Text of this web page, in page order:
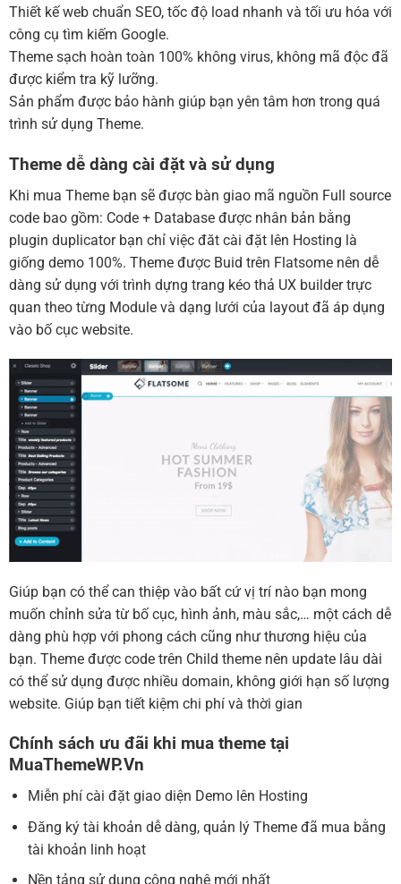
Thiết kế web chuẩn SEO, tốc độ load nhanh và tối ưu hóa với
công cụ tìm kiếm Google.
Theme sạch hoàn toàn 100% không virus, không mã độc đã
được kiểm tra kỹ lưỡng.
Sản phẩm được bảo hành giúp bạn yên tâm hơn trong quá
trình sử dụng Theme.
Theme dễ dàng cài đặt và sử dụng
Khi mua Theme bạn sẽ được bàn giao mã nguồn Full source
code bao gồm: Code + Database được nhân bản bằng
plugin duplicator bạn chỉ việc đăt cài đặt lên Hosting là
giống demo 100%. Theme được Buid trên Flatsome nên dễ
dàng sử dụng với trình dựng trang kéo thả UX builder trực
quan theo từng Module và dạng lưới của layout đã áp dụng
vào bố cục website.
Giúp bạn có thể can thiệp vào bất cứ vị trí nào bạn mong
muốn chỉnh sửa từ bố cục, hình ảnh, màu sắc,… một cách dễ
dàng phù hợp với phong cách cũng như thương hiệu của
bạn. Theme được code trên Child theme nên update lâu dài
có thể sử dụng được nhiều domain, không giới hạn số lượng
website. Giúp bạn tiết kiệm chi phí và thời gian
Chính sách ưu đãi khi mua theme tại
MuaThemeWP.Vn
Miễn phí cài đặt giao diện Demo lên Hosting
Đăng ký tài khoản dễ dàng, quản lý Theme đã mua bằng
tài khoản linh hoạt
Nền tảng sử dụng công nghệ mới nhất